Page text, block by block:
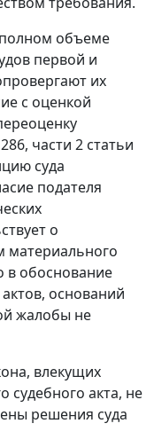
объеме
первой и
их
с оценкой
части 2 статьи
суда
подателя
о
в обоснование
оснований
жалобы не
влекущих
судебного акта, не
решения суда